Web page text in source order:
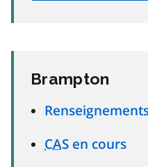
Brampton
CAS en cours